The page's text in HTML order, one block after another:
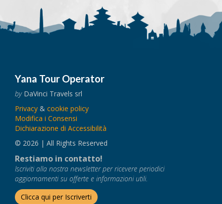
Yana Tour Operator
byDaVinci Travels srl
Privacy & cookie policy
Modifica i Consensi
Dichiarazione di Accessibilità
© 2026 | All Rights Reserved
Restiamo in contatto!
Iscriviti alla nostra newsletter per ricevere periodici
aggiornamenti su offerte e informazioni utili.
Clicca qui per Iscriverti